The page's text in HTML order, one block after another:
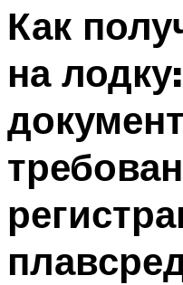
Как
на лодку: